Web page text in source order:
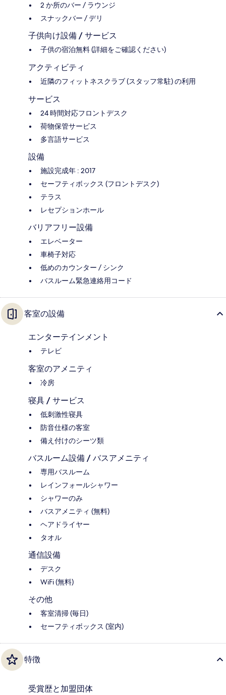
2 か所のバー / ラウンジ
スナックバー / デリ
子供向け設備 / サービス
子供の宿泊無料 (詳細をご確認ください)
アクティビティ
近隣のフィットネスクラブ (スタッフ常駐) の利用
サービス
24 時間対応フロントデスク
荷物保管サービス
多言語サービス
設備
施設完成年 : 2017
セーフティボックス (フロントデスク)
テラス
レセプションホール
バリアフリー設備
エレベーター
車椅子対応
低めのカウンター / シンク
バスルーム緊急連絡用コード
客室の設備
エンターテインメント
テレビ
客室のアメニティ
冷房
寝具 / サービス
低刺激性寝具
防音仕様の客室
備え付けのシーツ類
バスルーム設備 / バスアメニティ
専用バスルーム
レインフォールシャワー
シャワーのみ
バスアメニティ (無料)
ヘアドライヤー
タオル
通信設備
デスク
WiFi (無料)
その他
客室清掃 (毎日)
セーフティボックス (室内)
特徴
受賞歴と加盟団体